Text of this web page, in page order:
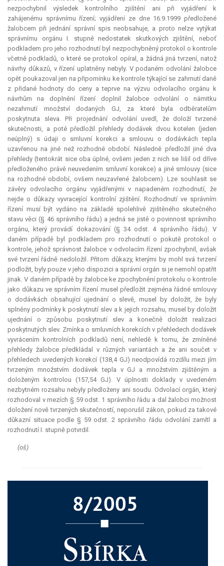
nezpochybnil výsledek kontrolního zjištění ani při vyjádření k
zahájenému správnímu řízení; vyjádření ze dne 16.9.1999 předložené
žalobcem při jednání správní spis neobsahuje, a proto nelze vytýkat
správnímu orgánu I. stupně nedostatek skutkových zjištění, neboť
podkladem pro jeho rozhodnutí byl nezpochybněný protokol o kontrole
včetně podkladů, o které se protokol opíral, a žádná jiná tvrzení, natož
návrhy důkazů, v řízení uplatněny nebyly. V podaném odvolání žalobce
opět poukazoval jen na připomínku ke kontrole týkající se zahrnutí daně
z přidané hodnoty do ceny a teprve na výzvu odvolacího orgánu k
návrhům na doplnění řízení doplnil žalobce odvolání o námitku
nezahrnutí množství dodaných GJ, za které byla odběratelům
poskytnuta sleva. Při projednání odvolání uvedl, že doloží tvrzené
skutečnosti, a poté předložil přehledy dodávek dvou kotelen (jeden
neúplný) s údaji o smluvní korekci a smlouvu o dodávkách tepla
uzavřenou na jiné než rozhodné období. Následně předložil jiné dva
přehledy (tentokrát sice oba úplné, ovšem jeden z nich se lišil od dříve
předloženého právě neuvedením smluvní korekce) a jiné smlouvy (sice
na rozhodné období, ovšem neuzavřené žalobcem). Lze souhlasit se
závěry odvolacího orgánu vyjádřenými v napadeném rozhodnutí, že
nejde o důkazy vyvracející kontrolní zjištění. Rozhodnutí ve správním
řízení musí být vydáno na základě spolehlivě zjištěného skutečného
stavu věci (§ 46 správního řádu) a jedná se jistě o povinnost správního
orgánu, který provádí dokazování (§ 34 odst. 4 správního řádu). V
daném případě byl podkladem pro rozhodnutí o pokutě protokol o
kontrole, jehož správnost žalobce v odvolacím řízení zpochybnil, avšak
své tvrzení řádně nedoložil. Přitom důkazy, kterými by mohl svá tvrzení
podložit, byly pouze v jeho dispozici a správní orgán si je nemohl opatřit
jinak. V daném případě by žalobce ke zpochybnění protokolu o kontrole
jako důkazu ve správním řízení musel předložit zejména řádné smlouvy
o dodávkách obsahující ujednání o slevě, musel by doložit, že byly
splněny podmínky k poskytnutí slev a k jejich rozsahu, musel by doložit
ujednání o způsobu poskytnutí slev a konečně doložit realizaci
poskytnutých slev. Zmínka o smluvních korekcích v přehledech dodávek
vyvrácením kontrolních podkladů není, nehledě k tomu, že zmíněné
přehledy žalobce předkládal v různých variantách a že ani součet v
přehledech uvedených korekcí (138,4 GJ) neodpovídá rozdílu mezi jím
tvrzeným množstvím dodávek tepla v GJ a množstvím zjištěným a
doloženým kontrolou (157,54 GJ). V úplnosti doklady v uvedeném
nezbytném rozsahu nebyly předloženy ani soudu. Odvolací orgán, který
rozhodoval v mezích § 59 odst. 1 správního řádu a dal žalobci možnost
doložení nově tvrzených skutečností, neporušil zákon, pokud za takové
důkazní situace podle § 59 odst. 2 správního řádu odvolání zamítl a
rozhodnutí I. stupně potvrdil.
(oš)